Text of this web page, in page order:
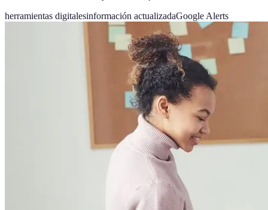
herramientas digitalesinformación actualizadaGoogle Alerts